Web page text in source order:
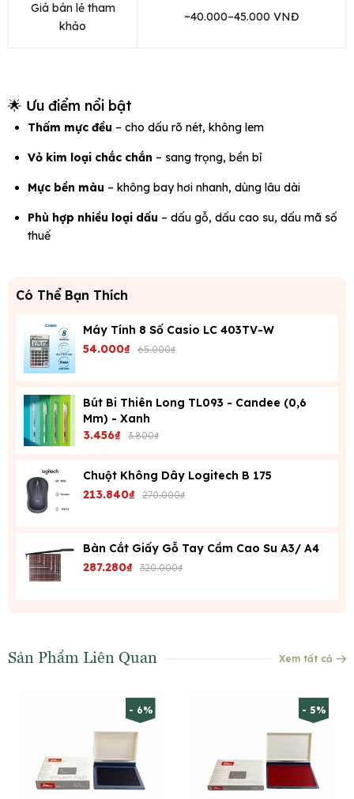
Giá bán lẻ tham
khảo
~40.000–45.000 VNĐ
🌟 Ưu điểm nổi bật
Thấm mực đều – cho dấu rõ nét, không lem
Vỏ kim loại chắc chắn – sang trọng, bền bỉ
Mực bền màu – không bay hơi nhanh, dùng lâu dài
Phù hợp nhiều loại dấu – dấu gỗ, dấu cao su, dấu mã số
thuế
Có Thể Bạn Thích
Máy Tính 8 Số Casio LC 403TV-W
54.000₫ 65.000₫
Bút Bi Thiên Long TL093 - Candee (0,6
Mm) - Xanh
3.456₫ 3.800₫
Chuột Không Dây Logitech B 175
213.840₫ 270.000₫
Bàn Cắt Giấy Gỗ Tay Cầm Cao Su A3/ A4
287.280₫ 320.000₫
Sản Phẩm Liên Quan Xem tất cả
- 6% - 5%